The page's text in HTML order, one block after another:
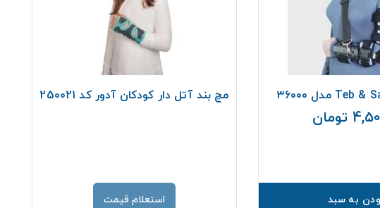
تومان
به سبد
مچ بند آتل دار کودکان آدور کد 250021
استعلام قیمت